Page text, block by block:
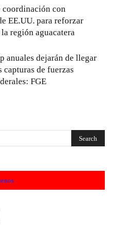
coordinación con
EE.UU. para reforzar
región aguacatera
anuales dejarán de llegar
capturas de fuerzas
FGE